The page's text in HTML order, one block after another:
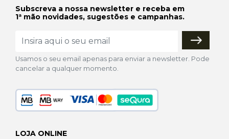
Subscreva a nossa newsletter e receba em
1ª mão novidades, sugestões e campanhas.
Usamos o seu email apenas para enviar a newsletter. Pode
cancelar a qualquer momento.
LOJA ONLINE